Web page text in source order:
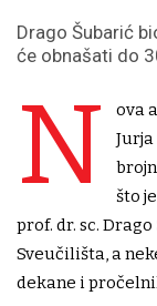
Drago Šubarić
će obnašati do
N
ova
što
prof. dr. sc.
Sveučilišta, a
dekane i